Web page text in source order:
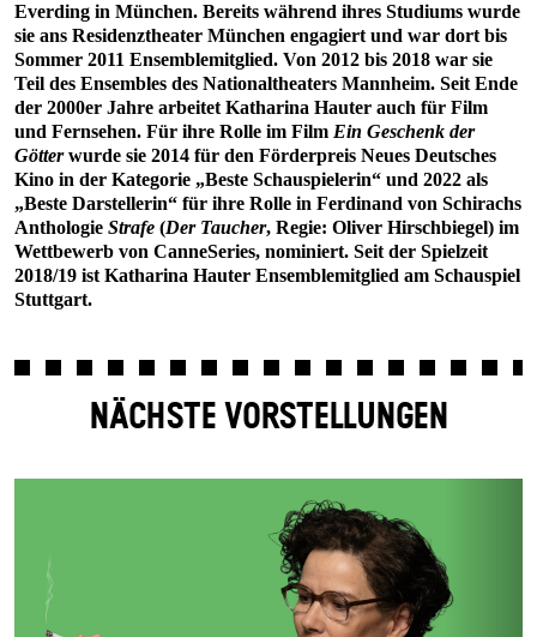
Everding in München. Bereits während ihres Studiums wurde
sie ans Residenztheater München engagiert und war dort bis
Sommer 2011 Ensemblemitglied. Von 2012 bis 2018 war sie
Teil des Ensembles des Nationaltheaters Mannheim. Seit Ende
der 2000er Jahre arbeitet Katharina Hauter auch für Film
und Fernsehen. Für ihre Rolle im Film Ein Geschenk der
Götterwurde sie 2014 für den Förderpreis Neues Deutsches
Kino in der Kategorie „Beste Schauspielerin“ und 2022 als
„Beste Darstellerin“ für ihre Rolle in Ferdinand von Schirachs
Anthologie Strafe (Der Taucher, Regie: Oliver Hirschbiegel) im
Wettbewerb von CanneSeries, nominiert. Seit der Spielzeit
2018/19 ist Katharina Hauter Ensemblemitglied am Schauspiel
Stuttgart.
NÄCHSTE VORSTELLUNGEN